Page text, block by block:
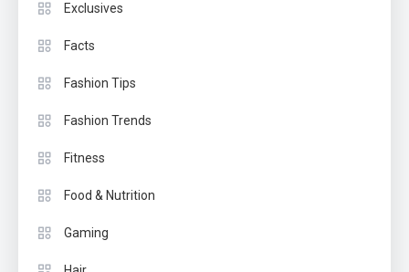
Exclusives
Facts
Fashion Tips
Fashion Trends
Fitness
Food & Nutrition
Gaming